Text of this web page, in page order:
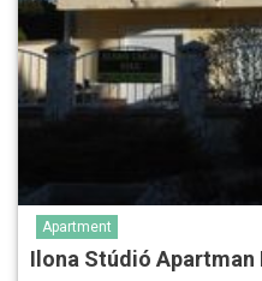
Apartment
Ilona Stúdió Apartman